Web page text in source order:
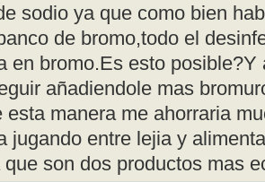
sodio ya que como bien
de bromo,todo el
en bromo.Es esto
añadiendole mas
esta manera me ahorraria
jugando entre lejia y
son dos productos mas